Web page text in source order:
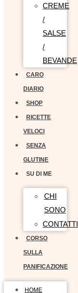
CREME
/
SALSE
/
BEVANDE
CARO
DIARIO
SHOP
RICETTE
VELOCI
SENZA
GLUTINE
SU DI ME
CHI
SONO
CONTATTI
CORSO
SULLA
PANIFICAZIONE
HOME